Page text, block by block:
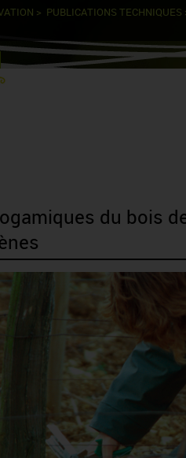
> PUBLICATIONS TECHNIQUES
du bois